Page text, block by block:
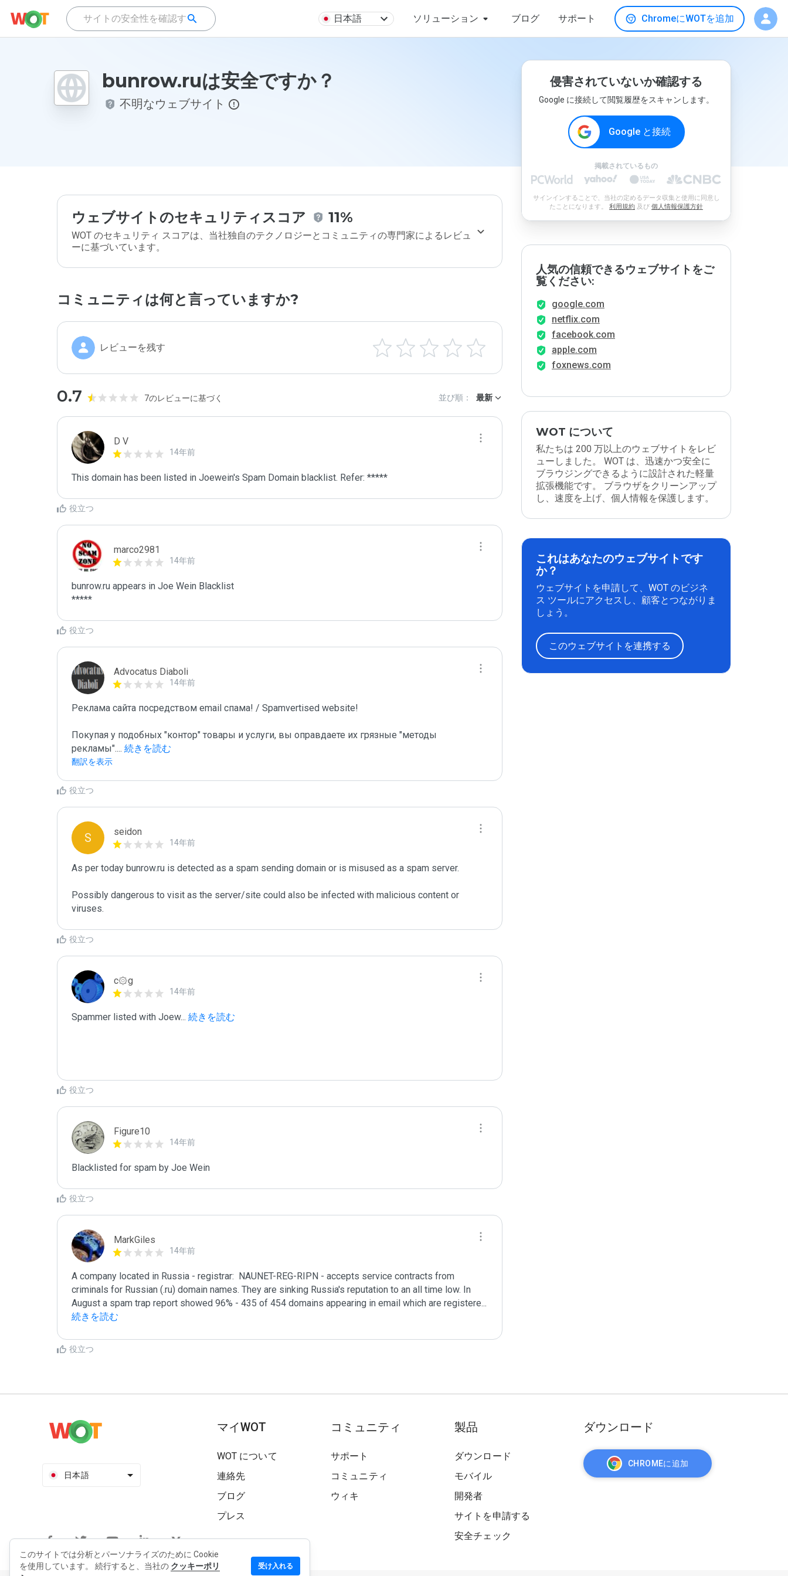
日本語 ソリューション ブログ サポート ChromeにWOTを追加
bunrow.ruは安全ですか？
不明なウェブサイト
ウェブサイトのセキュリティスコア 11%
WOT のセキュリティ スコアは、当社独自のテクノロジーとコミュニティの専門家によるレビュ
ーに基づいています。
コミュニティは何と言っていますか?
レビューを残す
0.7 7のレビューに基づく 並び順： 最新
D V
14年前
This domain has been listed in Joewein's Spam Domain blacklist. Refer: *****
役立つ
marco2981
14年前
bunrow.ru appears in Joe Wein Blacklist
*****
役立つ
Advocatus Diaboli
14年前
Реклама сайта посредством email спама! / Spamvertised website!
Покупая у подобных "контор" товары и услуги, вы оправдаете их грязные "методы
рекламы".... 続きを読む
翻訳を表示
役立つ
S seidon
14年前
As per today bunrow.ru is detected as a spam sending domain or is misused as a spam server.
Possibly dangerous to visit as the server/site could also be infected with malicious content or
viruses.
役立つ
c۞g
14年前
Spammer listed with Joew... 続きを読む
役立つ
Figure10
14年前
Blacklisted for spam by Joe Wein
役立つ
MarkGiles
14年前
A company located in Russia - registrar:  NAUNET-REG-RIPN - accepts service contracts from
criminals for Russian (.ru) domain names. They are sinking Russia's reputation to an all time low. In
August a spam trap report showed 96% - 435 of 454 domains appearing in email which are registere...
続きを読む
役立つ
侵害されていないか確認する
Google に接続して閲覧履歴をスキャンします。
Google と接続
掲載されているもの
サインインすることで、当社の定めるデータ収集と使用に同意し
たことになります。 利用規約 及び 個人情報保護方針
人気の信頼できるウェブサイトをご
覧ください:
google.com
netflix.com
facebook.com
apple.com
foxnews.com
WOT について
私たちは 200 万以上のウェブサイトをレビ
ューしました。 WOT は、迅速かつ安全に
ブラウジングできるように設計された軽量
拡張機能です。 ブラウザをクリーンアップ
し、速度を上げ、個人情報を保護します。
これはあなたのウェブサイトです
か？
ウェブサイトを申請して、WOT のビジネ
ス ツールにアクセスし、顧客とつながりま
しょう。
このウェブサイトを連携する
日本語
マイWOT
WOT について
連絡先
ブログ
プレス
コミュニティ
サポート
コミュニティ
ウィキ
製品
ダウンロード
モバイル
開発者
サイトを申請する
安全チェック
ダウンロード
CHROMEに追加
このサイトでは分析とパーソナライズのために Cookie
を使用しています。 続行すると、当社の クッキーポリ
受け入れる